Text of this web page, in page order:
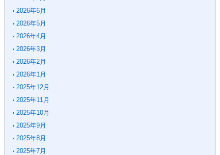
2026年6月
2026年5月
2026年4月
2026年3月
2026年2月
2026年1月
2025年12月
2025年11月
2025年10月
2025年9月
2025年8月
2025年7月